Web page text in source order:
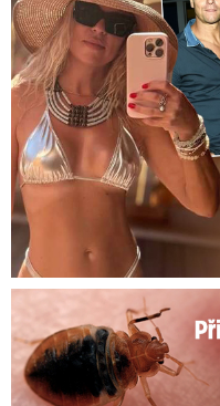
Panika na dovolené: